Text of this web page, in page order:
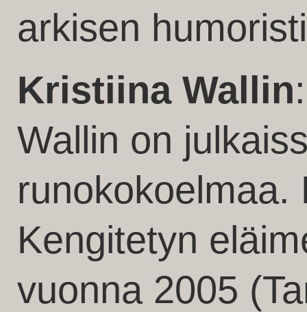
arkisen
Kristiina Wallin
Wallin on
runokokoelmaa.
Kengitetyn
vuonna 2005